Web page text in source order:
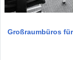
Großraumbüros